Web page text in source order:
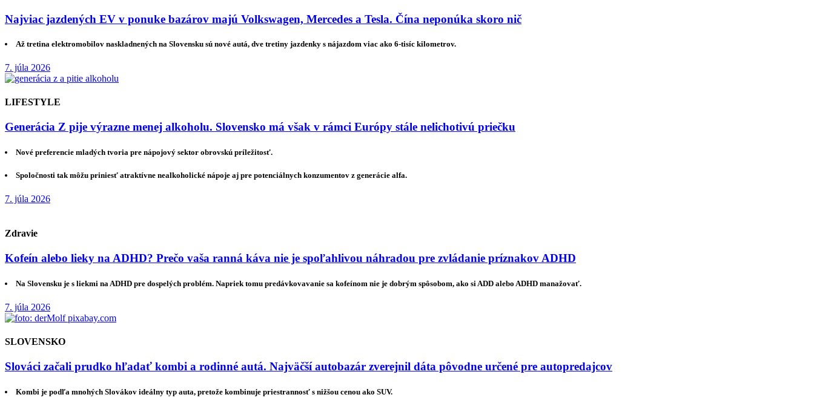
Najviac jazdených EV v ponuke bazárov majú Volkswagen, Mercedes a Tesla. Čína neponúka skoro nič
Až tretina elektromobilov naskladnených na Slovensku sú nové autá, dve tretiny jazdenky s nájazdom viac ako 6-tisíc kilometrov.
7. júla 2026
LIFESTYLE
Generácia Z pije výrazne menej alkoholu. Slovensko má však v rámci Európy stále nelichotivú priečku
Nové preferencie mladých tvoria pre nápojový sektor obrovskú príležitosť.
Spoločnosti tak môžu priniesť atraktívne nealkoholické nápoje aj pre potenciálnych konzumentov z generácie alfa.
7. júla 2026
Zdravie
Kofeín alebo lieky na ADHD? Prečo vaša ranná káva nie je spoľahlivou náhradou pre zvládanie príznakov ADHD
Na Slovensku je s liekmi na ADHD pre dospelých problém. Napriek tomu predávkovavanie sa kofeínom nie je dobrým spôsobom, ako si ADD alebo ADHD manažovať.
7. júla 2026
SLOVENSKO
Slováci začali prudko hľadať kombi a rodinné autá. Najväčší autobazár zverejnil dáta pôvodne určené pre autopredajcov
Kombi je podľa mnohých Slovákov ideálny typ auta, pretože kombinuje priestrannosť s nižšou cenou ako SUV.